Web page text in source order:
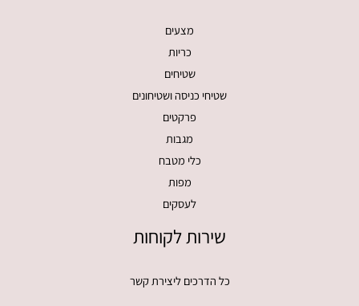
מצעים
כריות
שטיחים
שטיחי כניסה ושטיחונים
פרקטים
מגבות
כלי מטבח
מפות
לעסקים
שירות לקוחות
כל הדרכים ליצירת קשר